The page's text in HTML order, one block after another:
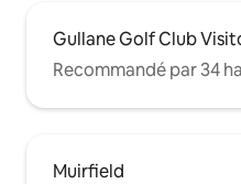
Gullane Golf Club
Recommandé par 34
Muirfield